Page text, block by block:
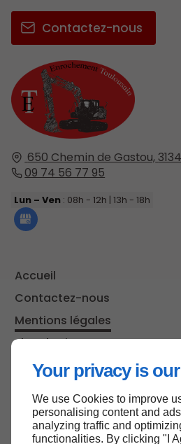
Your privacy is
We use Cookies to improve
personalising content and
analyzing traffic and
functionalities. By clicking "I
650 Chemin de Gastou,
09 74 56 77 95
Lun – Ven : 08h - 12h | 13h - 18h
Accueil
Contactez-nous
Mentions légales
Plan du site
Contactez-nous
Haut de